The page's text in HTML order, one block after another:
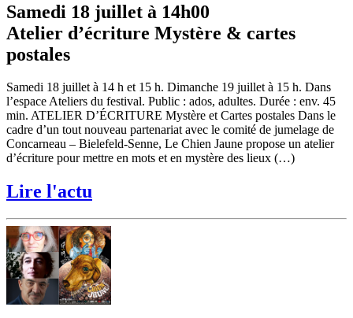
Samedi 18 juillet à 14h00
Atelier d’écriture Mystère & cartes
postales
Samedi 18 juillet à 14 h et 15 h. Dimanche 19 juillet à 15 h. Dans
l’espace Ateliers du festival. Public : ados, adultes. Durée : env. 45
min. ATELIER D’ÉCRITURE Mystère et Cartes postales Dans le
cadre d’un tout nouveau partenariat avec le comité de jumelage de
Concarneau – Bielefeld-Senne, Le Chien Jaune propose un atelier
d’écriture pour mettre en mots et en mystère des lieux (…)
Lire l'actu